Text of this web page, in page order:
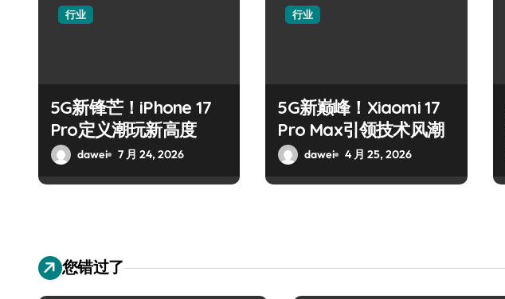
行业
5G新锋芒！iPhone 17
Pro定义潮玩新高度
dawei 7 月 24, 2026
行业
5G新巅峰！Xiaomi 17
Pro Max引领技术风潮
dawei 4 月 25, 2026
您错过了